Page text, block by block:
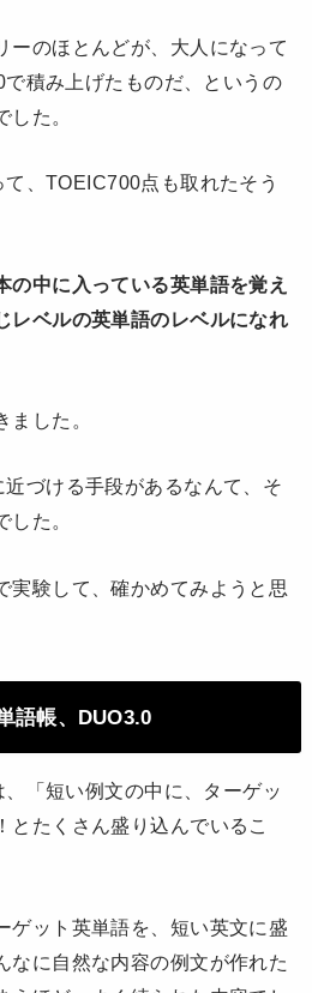
ーのほとんどが、大人になって
積み上げたものだ、というの
た。
、TOEIC700点も取れたそう
の中に入っている英単語を覚え
レベルの英単語のレベルになれ
ました。
づける手段があるなんて、そ
た。
実験して、確かめてみようと思
語帳、DUO3.0
「短い例文の中に、ターゲッ
とたくさん盛り込んでいるこ
ゲット英単語を、短い英文に盛
なに自然な内容の例文が作れた